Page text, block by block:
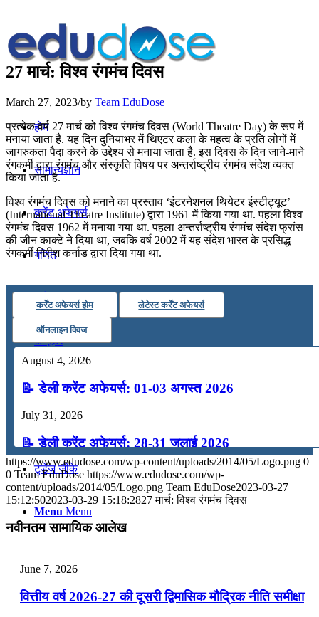
होम
सामान्यज्ञान
करेंट अफेयर्स
गणित
तर्कशक्ति
कंप्यूटर
अंग्रेजी
टुडेज जीके
Menu Menu
27 मार्च: विश्व रंगमंच दिवस
March 27, 2023/by Team EduDose
प्रत्येक वर्ष 27 मार्च को विश्व रंगमंच दिवस (World Theatre Day) के रूप में
मनाया जाता है. यह दिन दुनियाभर में थिएटर कला के महत्व के प्रति लोगों में
जागरुकता पैदा करने के उद्देश्य से मनाया जाता है. इस दिवस के दिन जाने-माने
रंगकर्मी द्वारा रंगमंच और संस्कृति विषय पर अन्तर्राष्ट्रीय रंगमंच संदेश व्यक्त
किया जाता है.
विश्व रंगमंच दिवस को मनाने का प्रस्ताव ‘इंटरनेशनल थियेटर इंस्टीट्यूट’
(International Theatre Institute) द्वारा 1961 में किया गया था. पहला विश्व
रंगमंच दिवस 1962 में मनाया गया था. पहला अन्तर्राष्ट्रीय रंगमंच संदेश फ्रांस
की जीन काक्टे ने दिया था, जबकि वर्ष 2002 में यह संदेश भारत के प्रसिद्ध
रंगकर्मी गिरीश कर्नाड द्वारा दिया गया था.
कर्रेंट अफेयर्स होम लेटेस्ट कर्रेंट अफेयर्स
ऑनलाइन क्विज
August 4, 2026
📝 डेली करेंट अफेयर्स: 01-03 अगस्त 2026
July 31, 2026
📝 डेली करेंट अफेयर्स: 28-31 जुलाई 2026
July 28, 2026
📝 डेली करेंट अफेयर्स: 25-27 जुलाई 2026
July 25, 2026
📝 डेली करेंट अफेयर्स: 19-21 जुलाई 2026
https://www.edudose.com/wp-content/uploads/2014/05/Logo.png 0
0 Team EduDose https://www.edudose.com/wp-
content/uploads/2014/05/Logo.png Team EduDose2023-03-27
15:12:502023-03-29 15:18:2827 मार्च: विश्व रंगमंच दिवस
नवीनतम सामायिक आलेख
June 7, 2026
वित्तीय वर्ष 2026-27 की दूसरी द्विमासिक मौद्रिक नीति समीक्षा